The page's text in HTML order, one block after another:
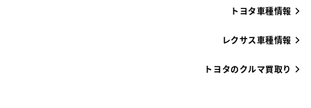
トヨタ車種情報
レクサス車種情報
トヨタのクルマ買取り